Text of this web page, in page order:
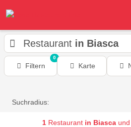
Restaurant in Biasca
Filtern
0
Karte
Suchradius:
1 Restaurant in Biasca